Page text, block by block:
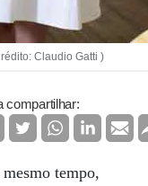
Claudio Gatti )
compartilhar:
tempo,